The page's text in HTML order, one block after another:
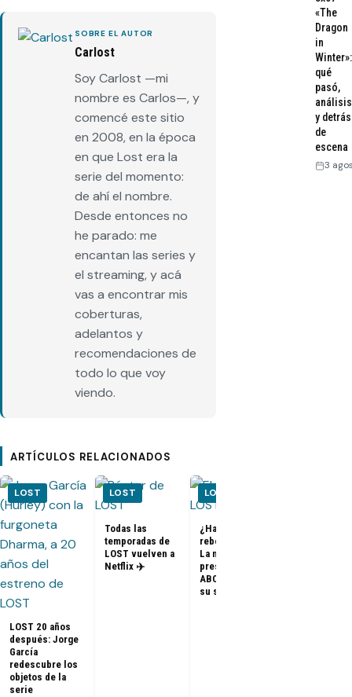
SOBRE EL AUTOR
Carlost
Soy Carlost —mi
nombre es Carlos—, y
comencé este sitio
en 2008, en la época
en que Lost era la
serie del momento:
de ahí el nombre.
Desde entonces no
he parado: me
encantan las series y
el streaming, y acá
vas a encontrar mis
coberturas,
adelantos y
recomendaciones de
todo lo que voy
viendo.
ARTÍCULOS RELACIONADOS
LOST
LOST 20 años
después: Jorge
García
redescubre los
objetos de la
serie
LOST
Todas las
temporadas de
LOST vuelven a
Netflix ✈️
LOST
¿Habrá un
reboot de Lost?
La nueva
presidenta de
ABC dice que es
su sueño
«The
Dragon
in
Winter»:
qué
pasó,
análisis
y detrás
de
escena
3